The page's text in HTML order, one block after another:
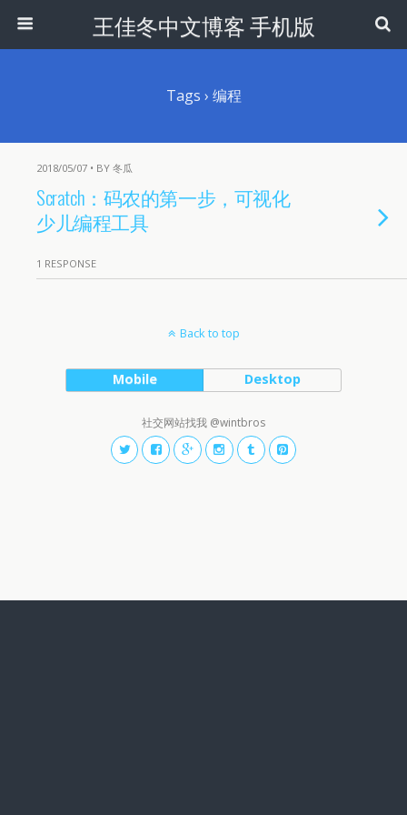
王佳冬中文博客 手机版
Tags › 编程
2018/05/07 • BY 冬瓜
Scratch：码农的第一步，可视化
少儿编程工具
1 RESPONSE
Back to top
Mobile Desktop
社交网站找我 @wintbros